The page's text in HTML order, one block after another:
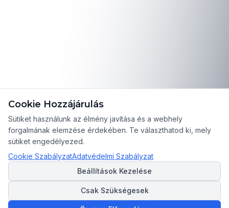
Cookie Hozzájárulás
Sütiket használunk az élmény javítása és a webhely
forgalmának elemzése érdekében. Te választhatod ki, mely
sütiket engedélyezed.
Cookie SzabályzatAdatvédelmi Szabályzat
Beállítások Kezelése
Csak Szükségesek